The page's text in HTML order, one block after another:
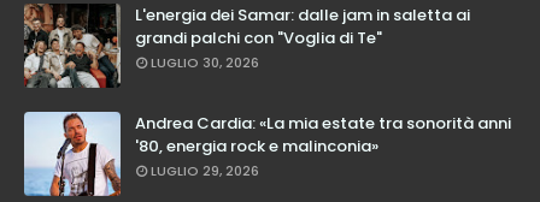
L'energia dei Samar: dalle jam in saletta ai
grandi palchi con "Voglia di Te"
LUGLIO 30, 2026
Andrea Cardia: «La mia estate tra sonorità anni
'80, energia rock e malinconia»
LUGLIO 29, 2026